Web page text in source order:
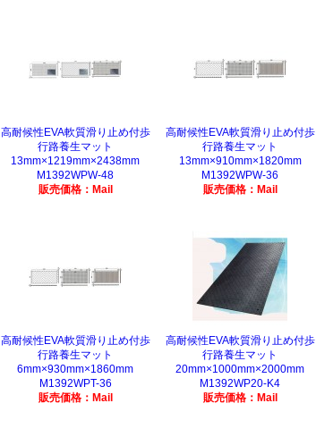
高耐候性EVA軟質滑り止め付歩
行路養生マット
13mm×1219mm×2438mm
M1392WPW-48
販売価格：Mail
高耐候性EVA軟質滑り止め付歩
行路養生マット
13mm×910mm×1820mm
M1392WPW-36
販売価格：Mail
高耐候性EVA軟質滑り止め付歩
行路養生マット
6mm×930mm×1860mm
M1392WPT-36
販売価格：Mail
高耐候性EVA軟質滑り止め付歩
行路養生マット
20mm×1000mm×2000mm
M1392WP20-K4
販売価格：Mail